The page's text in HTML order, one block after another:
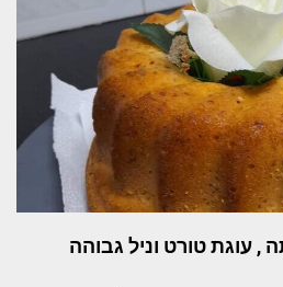
, עוגת טורט וניל גבוהה